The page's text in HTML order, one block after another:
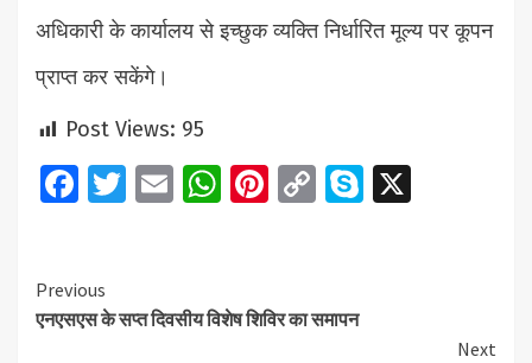
अधिकारी के कार्यालय से इच्छुक व्यक्ति निर्धारित मूल्य पर कूपन
प्राप्त कर सकेंगे।
Post Views: 95
Facebook
Twitter
EmailWhatsApp
Pinterest
CopySkype
Continue
Reading
Previous
एनएसएस के सप्त दिवसीय विशेष शिविर का समापन
Next